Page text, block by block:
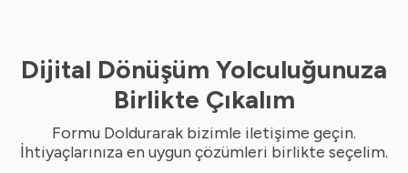
Dijital Dönüşüm Yolculuğunuza
Birlikte Çıkalım
Formu Doldurarak bizimle iletişime geçin.
İhtiyaçlarınıza en uygun çözümleri birlikte seçelim.